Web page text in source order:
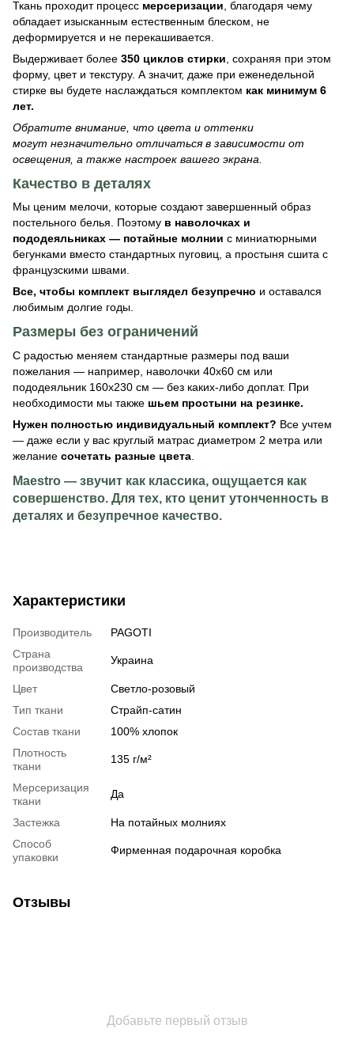
Ткань проходит процесс мерсеризации , благодаря чему
обладает изысканным естественным блеском, не
деформируется и не перекашивается.
Выдерживает более 350 циклов стирки , сохраняя при этом
форму, цвет и текстуру. А значит, даже при еженедельной
стирке вы будете наслаждаться комплектом как минимум 6
лет.
Обратите внимание, что цвета и оттенки
могут незначительно отличаться в зависимости от
освещения, а также настроек вашего экрана.
Качество в деталях
Мы ценим мелочи, которые создают завершенный образ
постельного белья. Поэтому в наволочках и
пододеяльниках — потайные молнии с миниатюрными
бегунками вместо стандартных пуговиц, а простыня сшита с
французскими швами.
Все, чтобы комплект выглядел безупречно и оставался
любимым долгие годы.
Размеры без ограничений
С радостью меняем стандартные размеры под ваши
пожелания — например, наволочки 40х60 см или
пододеяльник 160х230 см — без каких-либо доплат. При
необходимости мы также шьем простыни на резинке.
Нужен полностью индивидуальный комплект? Все учтем
— даже если у вас круглый матрас диаметром 2 метра или
желание сочетать разные цвета
Maestro — звучит как классика, ощущается как
совершенство. Для тех, кто ценит утонченность в
деталях и безупречное качество.
Характеристики
Производитель
PAGOTI
Страна
производства
Украина
Цвет
Светло-розовый
Тип ткани
Страйп-сатин
Состав ткани
100% хлопок
Плотность
ткани
135 г/м²
Мерсеризация
ткани
Да
Застежка
На потайных молниях
Способ
упаковки
Фирменная подарочная коробка
Отзывы
Добавьте первый отзыв